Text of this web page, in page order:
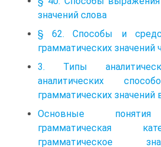
значений слова
§ 62. Способы и
грамматических значений
3. Типы
аналитических
грамматических значений
Основные понятия
грамматическая
грамматическое